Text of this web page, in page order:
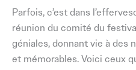
Parfois, c’est dans
réunion du comité du
géniales, donnant vie à des
et mémorables. Voici ceux